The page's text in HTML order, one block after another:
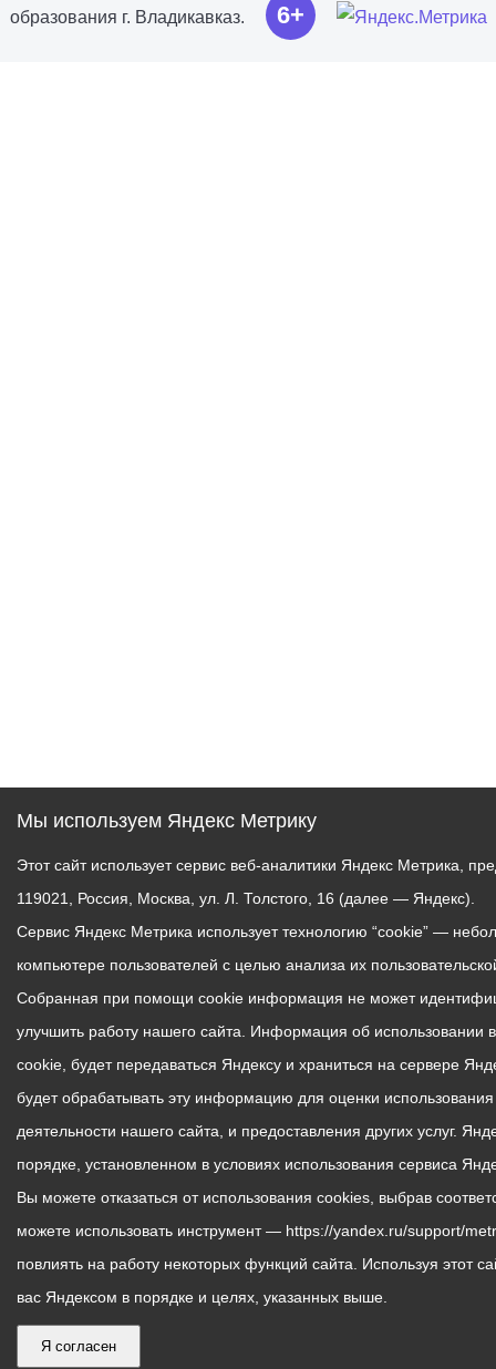
образования г. Владикавказ. 6+
Мы используем Яндекс Метрику
Этот сайт использует сервис веб-аналитики Яндекс Метрика,
119021, Россия, Москва, ул. Л. Толстого, 16 (далее — Яндекс).
Сервис Яндекс Метрика использует технологию “cookie” —
компьютере пользователей с целью анализа их
Собранная при помощи cookie информация не может
улучшить работу нашего сайта. Информация об
cookie, будет передаваться Яндексу и храниться на сервере
будет обрабатывать эту информацию для оценки
деятельности нашего сайта, и предоставления других услуг.
порядке, установленном в условиях использования сервиса
Вы можете отказаться от использования cookies, выбрав
можете использовать инструмент — https://yandex.ru/support/
повлиять на работу некоторых функций сайта. Используя этот
вас Яндексом в порядке и целях, указанных выше.
Я согласен